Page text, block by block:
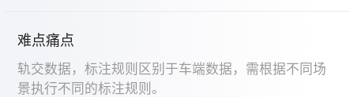
难点痛点
轨交数据，标注规则区别于车端数据，需根据不同场
景执行不同的标注规则。